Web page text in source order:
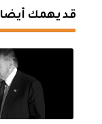
قد يهمك أيضا